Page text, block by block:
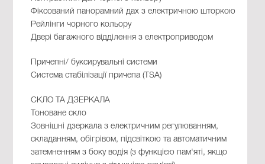
Фіксований панорамний дах з електричною шторкою
Рейлінги чорного кольору
Двері багажного відділення з електроприводом
Причепні/ буксирувальні системи
Система стабілізації причепа (TSA)
СКЛО ТА ДЗЕРКАЛА
Тоноване скло
Зовнішні дзеркала з електричним регулюванням,
складанням, обігрівом, підсвіткою та автоматичним
затемненням з боку водія (з функцією пам'яті, якщо